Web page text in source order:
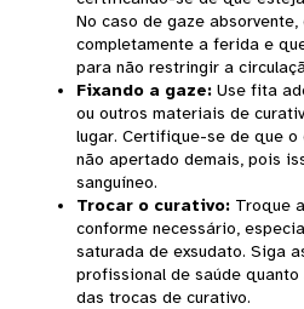
No caso de gaze
completamente a ferida e
para não restringir a
Fixando a gaze: Use fita
ou outros materiais de
lugar. Certifique-se de que
não apertado demais, pois
sanguíneo.
Trocar o curativo: Troque
conforme necessário,
saturada de exsudato. Siga
profissional de saúde
das trocas de curativo.